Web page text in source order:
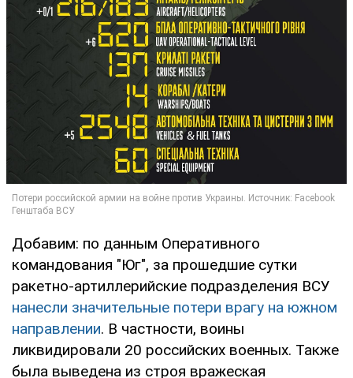
Добавим: по данным Оперативного
командования "Юг", за прошедшие сутки
ракетно-артиллерийские подразделения ВСУ
нанесли значительные потери врагу на южном
направлении. В частности, воины
ликвидировали 20 российских военных. Также
была выведена из строя вражеская